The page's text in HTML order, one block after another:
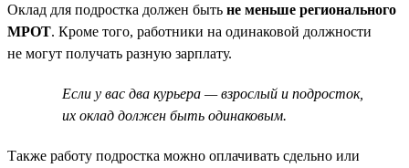
Оклад для подростка должен быть не меньше регионального
МРОТ. Кроме того, работники на одинаковой должности
не могут получать разную зарплату.
Если у вас два курьера — взрослый и подросток,
их оклад должен быть одинаковым.
Также работу подростка можно оплачивать сдельно или